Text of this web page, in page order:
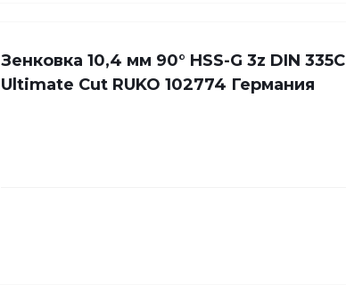
Зенковка 10,4 мм 90° HSS-G 3z DIN 335C
Ultimate Cut RUKO 102774 Германия